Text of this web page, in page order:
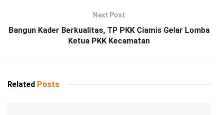
Next Post
Bangun Kader Berkualitas, TP PKK Ciamis Gelar Lomba
Ketua PKK Kecamatan
Related Posts